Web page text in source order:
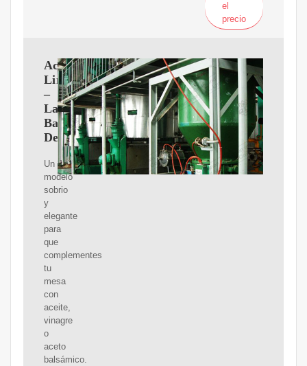
el
precio
Aceitera
Lineas
–
La
Batea
Deco
Un
modelo
sobrio
y
elegante
para
que
complementes
tu
mesa
con
aceite,
vinagre
o
aceto
balsámico.